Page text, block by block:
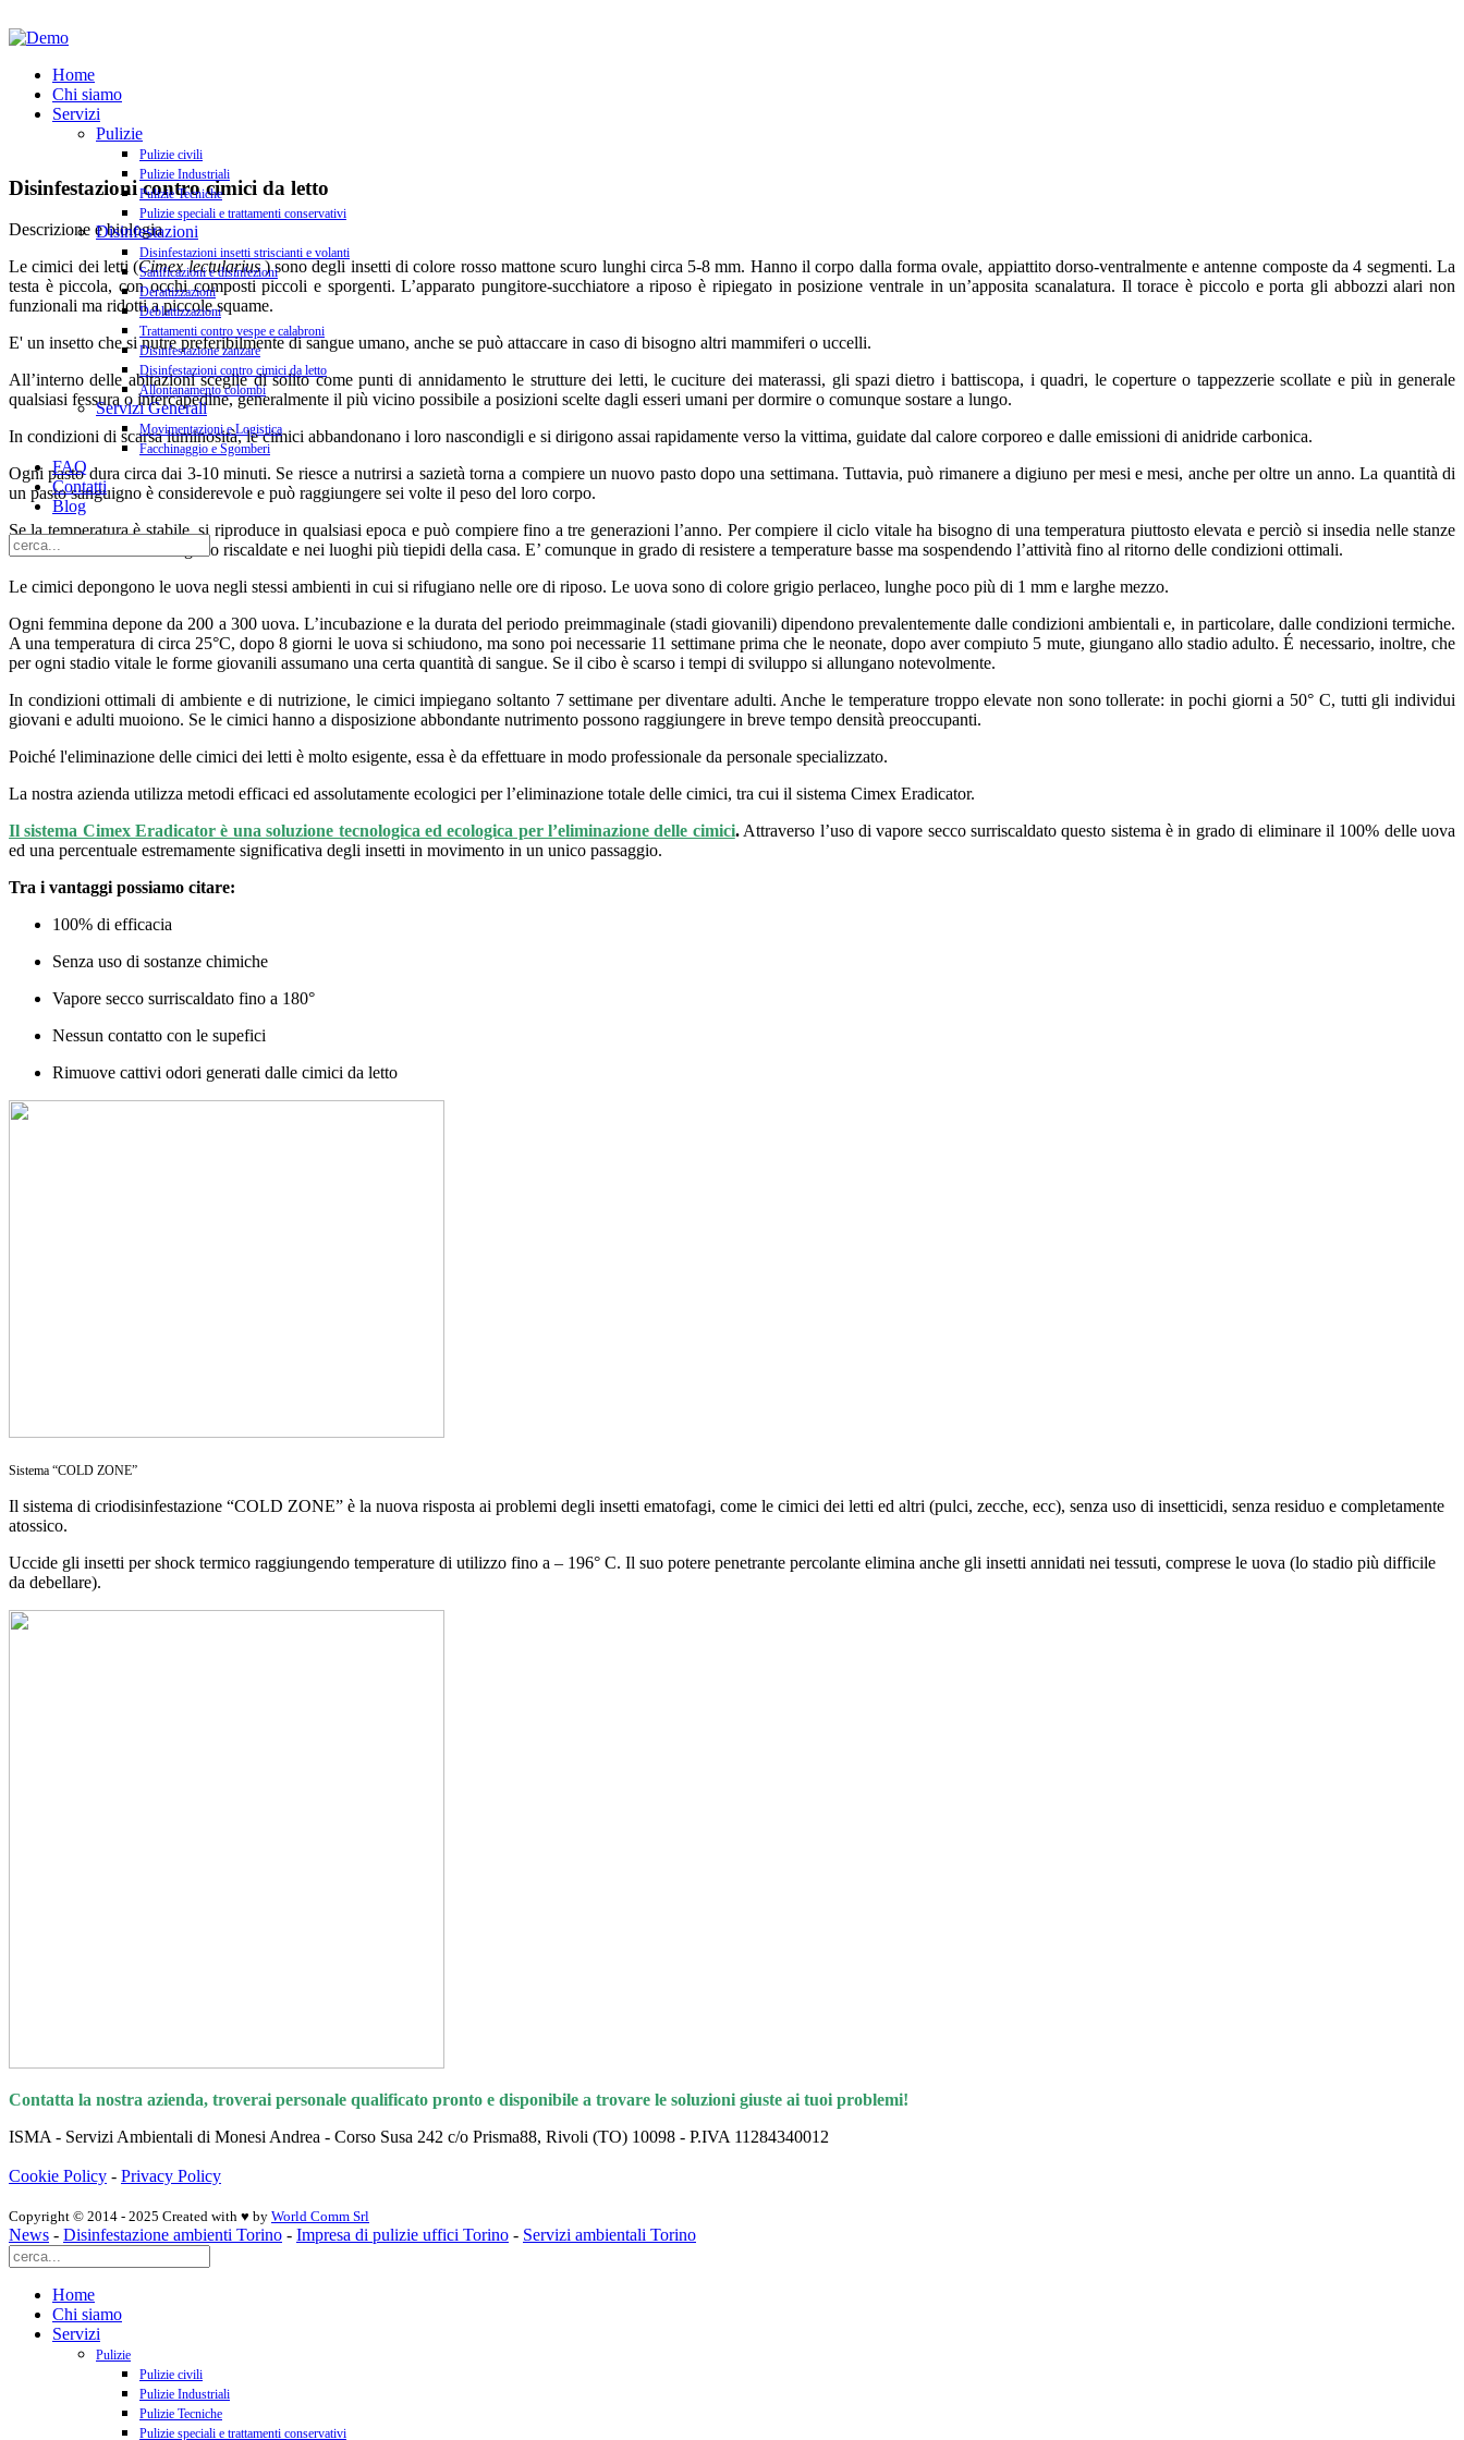
Home
Chi siamo
Servizi
Pulizie
Pulizie civili
Pulizie Industriali
Pulizie Tecniche
Pulizie speciali e trattamenti conservativi
Disinfestazioni
Disinfestazioni insetti striscianti e volanti
Sanificazioni e disinfezioni
Derattizzazioni
Deblattizzazioni
Trattamenti contro vespe e calabroni
Disinfestazione zanzare
Disinfestazioni contro cimici da letto
Allontanamento colombi
Servizi Generali
Movimentazioni e Logistica
Facchinaggio e Sgomberi
FAQ
Contatti
Blog
Disinfestazioni contro cimici da letto
Descrizione e biologia
Le cimici dei letti (Cimex lectularius) sono degli insetti di colore rosso mattone scuro lunghi circa 5-8 mm. Hanno il corpo dalla forma ovale, appiattito dorso-ventralmente e antenne composte da 4 segmenti. La
testa è piccola, con occhi composti piccoli e sporgenti. L’apparato pungitore-succhiatore a riposo è ripiegato in posizione ventrale in un’apposita scanalatura. Il torace è piccolo e porta gli abbozzi alari non
funzionali ma ridotti a piccole squame.
E' un insetto che si nutre preferibilmente di sangue umano, anche se può attaccare in caso di bisogno altri mammiferi o uccelli.
All’interno delle abitazioni sceglie di solito come punti di annidamento le strutture dei letti, le cuciture dei materassi, gli spazi dietro i battiscopa, i quadri, le coperture o tappezzerie scollate e più in generale
qualsiasi fessura o intercapedine, generalmente il più vicino possibile a posizioni scelte dagli esseri umani per dormire o comunque sostare a lungo.
In condizioni di scarsa luminosità, le cimici abbandonano i loro nascondigli e si dirigono assai rapidamente verso la vittima, guidate dal calore corporeo e dalle emissioni di anidride carbonica.
Ogni pasto dura circa dai 3-10 minuti. Se riesce a nutrirsi a sazietà torna a compiere un nuovo pasto dopo una settimana. Tuttavia, può rimanere a digiuno per mesi e mesi, anche per oltre un anno. La quantità di
un pasto sanguigno è considerevole e può raggiungere sei volte il peso del loro corpo.
Se la temperatura è stabile, si riproduce in qualsiasi epoca e può compiere fino a tre generazioni l’anno. Per compiere il ciclo vitale ha bisogno di una temperatura piuttosto elevata e perciò si insedia nelle stanze
che durante l’inverno vengono riscaldate e nei luoghi più tiepidi della casa. E’ comunque in grado di resistere a temperature basse ma sospendendo l’attività fino al ritorno delle condizioni ottimali.
Le cimici depongono le uova negli stessi ambienti in cui si rifugiano nelle ore di riposo. Le uova sono di colore grigio perlaceo, lunghe poco più di 1 mm e larghe mezzo.
Ogni femmina depone da 200 a 300 uova. L’incubazione e la durata del periodo preimmaginale (stadi giovanili) dipendono prevalentemente dalle condizioni ambientali e, in particolare, dalle condizioni termiche.
A una temperatura di circa 25°C, dopo 8 giorni le uova si schiudono, ma sono poi necessarie 11 settimane prima che le neonate, dopo aver compiuto 5 mute, giungano allo stadio adulto. É necessario, inoltre, che
per ogni stadio vitale le forme giovanili assumano una certa quantità di sangue. Se il cibo è scarso i tempi di sviluppo si allungano notevolmente.
In condizioni ottimali di ambiente e di nutrizione, le cimici impiegano soltanto 7 settimane per diventare adulti. Anche le temperature troppo elevate non sono tollerate: in pochi giorni a 50° C, tutti gli individui
giovani e adulti muoiono. Se le cimici hanno a disposizione abbondante nutrimento possono raggiungere in breve tempo densità preoccupanti.
Poiché l'eliminazione delle cimici dei letti è molto esigente, essa è da effettuare in modo professionale da personale specializzato.
La nostra azienda utilizza metodi efficaci ed assolutamente ecologici per l’eliminazione totale delle cimici, tra cui il sistema Cimex Eradicator.
Il sistema Cimex Eradicator è una soluzione tecnologica ed ecologica per l’eliminazione delle cimici.Attraverso l’uso di vapore secco surriscaldato questo sistema è in grado di eliminare il 100% delle uova
ed una percentuale estremamente significativa degli insetti in movimento in un unico passaggio.
Tra i vantaggi possiamo citare:
100% di efficacia
Senza uso di sostanze chimiche
Vapore secco surriscaldato fino a 180°
Nessun contatto con le supefici
Rimuove cattivi odori generati dalle cimici da letto
Sistema “COLD ZONE”
Il sistema di criodisinfestazione “COLD ZONE” è la nuova risposta ai problemi degli insetti ematofagi, come le cimici dei letti ed altri (pulci, zecche, ecc), senza uso di insetticidi, senza residuo e completamente
atossico.
Uccide gli insetti per shock termico raggiungendo temperature di utilizzo fino a – 196° C. Il suo potere penetrante percolante elimina anche gli insetti annidati nei tessuti, comprese le uova (lo stadio più difficile
da debellare).
Contatta la nostra azienda, troverai personale qualificato pronto e disponibile a trovare le soluzioni giuste ai tuoi problemi!
ISMA - Servizi Ambientali di Monesi Andrea - Corso Susa 242 c/o Prisma88, Rivoli (TO) 10098 - P.IVA 11284340012
Cookie Policy - Privacy Policy
Copyright © 2014 - 2025 Created with ♥ by World Comm Srl
News - Disinfestazione ambienti Torino - Impresa di pulizie uffici Torino - Servizi ambientali Torino
Home
Chi siamo
Servizi
Pulizie
Pulizie civili
Pulizie Industriali
Pulizie Tecniche
Pulizie speciali e trattamenti conservativi